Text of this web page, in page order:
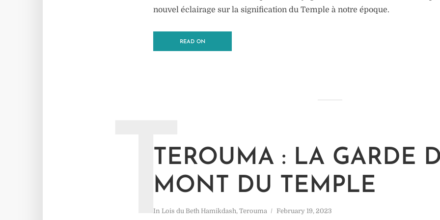
nouvel éclairage sur la signification du Temple à notre époque.
READ ON
TEROUMA : LA GARDE
MONT DU TEMPLE
In Lois du Beth Hamikdash, Terouma February 19, 2023
T